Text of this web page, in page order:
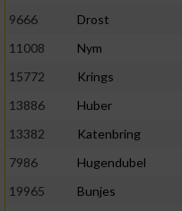
9666
Drost
11008
Nym
15772
Krings
13886
Huber
13382
Katenbring
7986
Hugendubel
19965
Bunjes